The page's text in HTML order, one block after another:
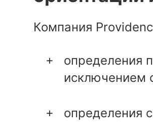
Компания
определения
исключением
определения